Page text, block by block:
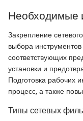
Необходимые
Закрепление
выбора
соответствующих
установки и
Подготовка рабочих
процесс, а также
Типы сетевых